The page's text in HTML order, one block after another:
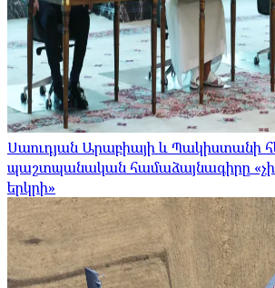
Սաուդյան Արաբիայի և Պակիստանի
պաշտպանական համաձայնագիրը «չի
երկրի»